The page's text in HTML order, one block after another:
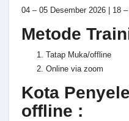
04 – 05 Desember 2026 | 18
Metode
Tatap Muka/offline
Online via zoom
Kota
offline :